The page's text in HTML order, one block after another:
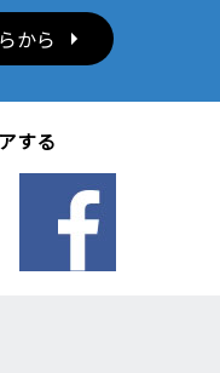
から
する